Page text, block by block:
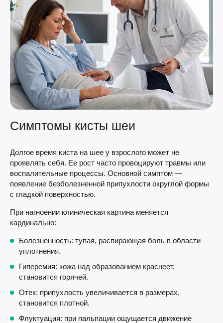
Симптомы кисты шеи
Долгое время киста на шее у взрослого может не
проявлять себя. Ее рост часто провоцируют травмы или
воспалительные процессы. Основной симптом —
появление безболезненной припухлости округлой формы
с гладкой поверхностью.
При нагноении клиническая картина меняется
кардинально:
Болезненность: тупая, распирающая боль в области
уплотнения.
Гиперемия: кожа над образованием краснеет,
становится горячей.
Отек: припухлость увеличивается в размерах,
становится плотной.
Флуктуация: при пальпации ощущается движение